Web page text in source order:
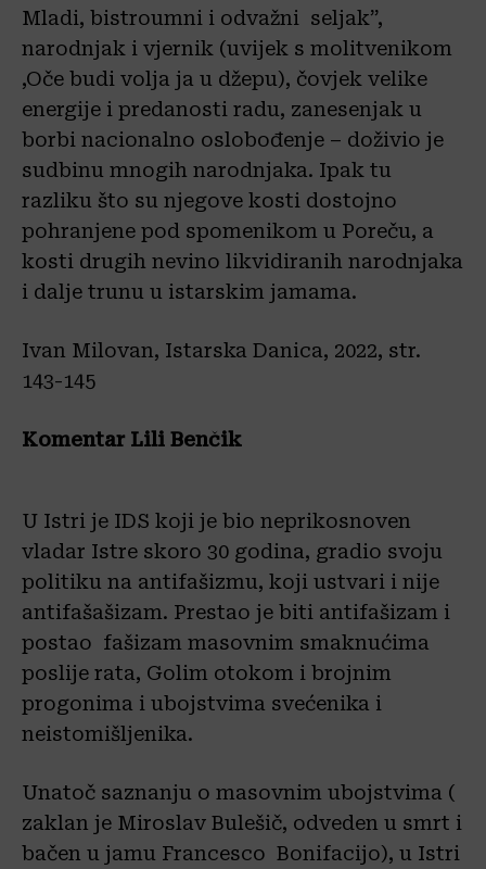
Mladi, bistroumni i odvažni seljak”,
narodnjak i vjernik (uvijek s molitvenikom
,Oče budi volja ja u džepu), čovjek velike
energije i predanosti radu, zanesenjak u
borbi nacionalno oslobođenje – doživio je
sudbinu mnogih narodnjaka. Ipak tu
razliku što su njegove kosti dostojno
pohranjene pod spomenikom u Poreču, a
kosti drugih nevino likvidiranih narodnjaka
i dalje trunu u istarskim jamama.
Ivan Milovan, Istarska Danica, 2022, str.
143-145
Komentar Lili Benčik
U Istri je IDS koji je bio neprikosnoven
vladar Istre skoro 30 godina, gradio svoju
politiku na antifašizmu, koji ustvari i nije
antifašašizam. Prestao je biti antifašizam i
postao fašizam masovnim smaknućima
poslije rata, Golim otokom i brojnim
progonima i ubojstvima svećenika i
neistomišljenika.
Unatoč saznanju o masovnim ubojstvima (
zaklan je Miroslav Bulešič, odveden u smrt i
bačen u jamu Francesco Bonifacijo), u Istri